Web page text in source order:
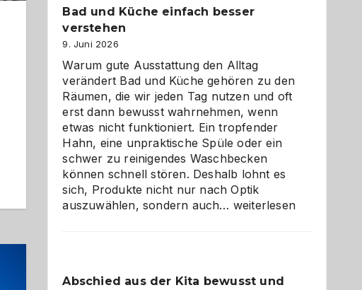
Bad und Küche einfach besser
verstehen
9. Juni 2026
Warum gute Ausstattung den Alltag
verändert Bad und Küche gehören zu den
Räumen, die wir jeden Tag nutzen und oft
erst dann bewusst wahrnehmen, wenn
etwas nicht funktioniert. Ein tropfender
Hahn, eine unpraktische Spüle oder ein
schwer zu reinigendes Waschbecken
können schnell stören. Deshalb lohnt es
sich, Produkte nicht nur nach Optik
auszuwählen, sondern auch… Bad
verstehen
weiterlesen
Abschied aus der Kita bewusst und